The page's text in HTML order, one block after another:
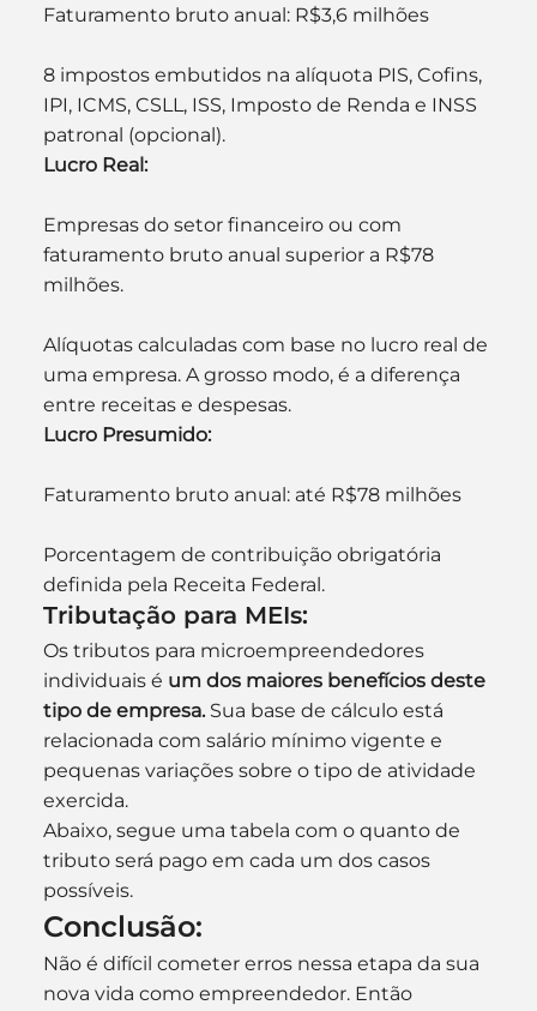
Faturamento bruto anual: R$3,6 milhões
8 impostos embutidos na alíquota PIS, Cofins,
IPI, ICMS, CSLL, ISS, Imposto de Renda e INSS
patronal (opcional).
Lucro Real:
Empresas do setor financeiro ou com
faturamento bruto anual superior a R$78
milhões.
Alíquotas calculadas com base no lucro real de
uma empresa. A grosso modo, é a diferença
entre receitas e despesas.
Lucro Presumido:
Faturamento bruto anual: até R$78 milhões
Porcentagem de contribuição obrigatória
definida pela Receita Federal.
Tributação para MEIs:
Os tributos para microempreendedores
individuais é um dos maiores benefícios deste
tipo de empresa. Sua base de cálculo está
relacionada com salário mínimo vigente e
pequenas variações sobre o tipo de atividade
exercida.
Abaixo, segue uma tabela com o quanto de
tributo será pago em cada um dos casos
possíveis.
Conclusão:
Não é difícil cometer erros nessa etapa da sua
nova vida como empreendedor. Então